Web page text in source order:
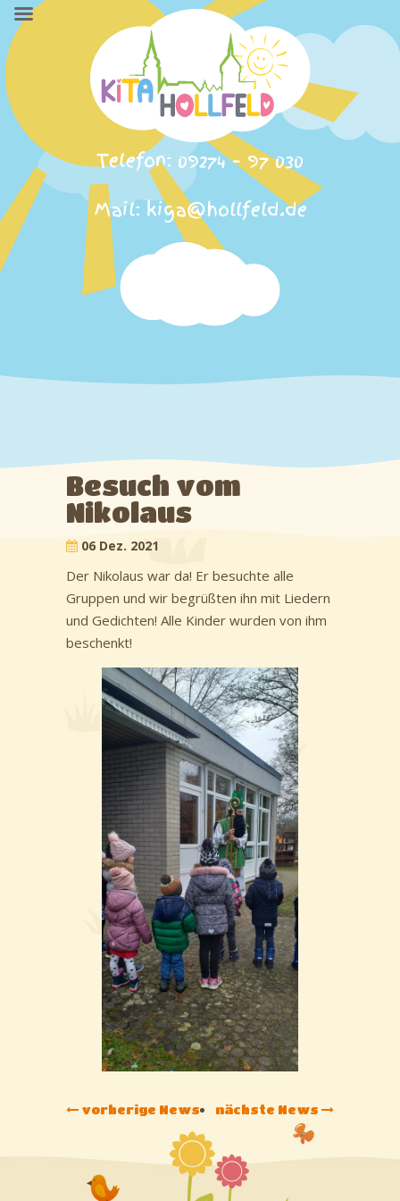
Telefon: 09274 – 97 030
Mail: kiga@hollfeld.de
Besuch vom
Nikolaus
06 Dez. 2021
Der Nikolaus war da! Er besuchte alle
Gruppen und wir begrüßten ihn mit Liedern
und Gedichten! Alle Kinder wurden von ihm
beschenkt!
vorherige News nächste News